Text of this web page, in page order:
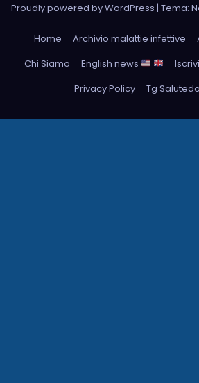
Proudly powered by WordPress | Tema:
Home Archivio malattie infettive
Chi Siamo
English news
Privacy Policy
Tg